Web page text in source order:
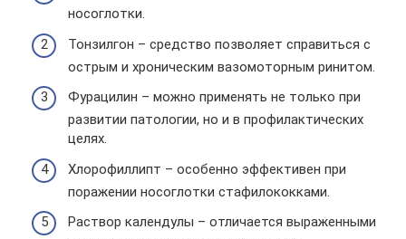
носоглотки.
Тонзилгон – средство позволяет справиться с
острым и хроническим вазомоторным ринитом.
Фурацилин – можно применять не только при
развитии патологии, но и в профилактических
целях.
Хлорофиллипт – особенно эффективен при
поражении носоглотки стафилококками.
Раствор календулы – отличается выраженными